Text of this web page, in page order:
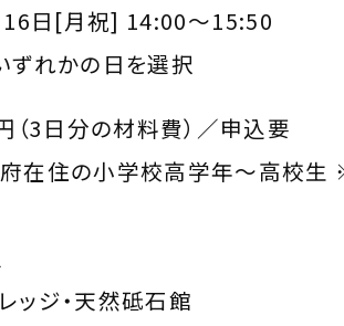
日[月祝] 14:00～15:50
れかの日を選択
3日分の材料費）／申込要
在住の⼩学校⾼学年〜⾼校
ッジ・天然砥石館